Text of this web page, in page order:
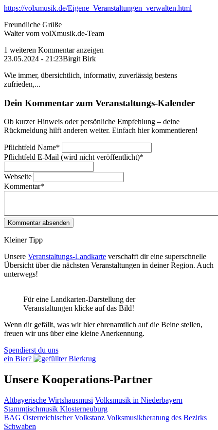
https://volxmusik.de/Eigene_Veranstaltungen_verwalten.html
Freundliche Grüße
Walter vom volXmusik.de-Team
1 weiteren Kommentar anzeigen
23.05.2024 - 21:23Birgit Birk
Wie immer, übersichtlich, informativ, zuverlässig bestens
zufrieden,...
Dein Kommentar zum Veranstaltungs-Kalender
Ob kurzer Hinweis oder persönliche Empfehlung – deine
Rückmeldung hilft anderen weiter. Einfach hier kommentieren!
Pflichtfeld Name*
Pflichtfeld E-Mail (wird nicht veröffentlicht)*
Webseite
Kommentar*
Kleiner Tipp
Unsere Veranstaltungs-Landkarte verschafft dir eine superschnelle
Übersicht über die nächsten Veranstaltungen in deiner Region. Auch
unterwegs!
Für eine Landkarten-Darstellung der
Veranstaltungen klicke auf das Bild!
Wenn dir gefällt, was wir hier ehrenamtlich auf die Beine stellen,
freuen wir uns über eine kleine Anerkennung.
Spendierst du uns
ein Bier?
Unsere Kooperations-Partner
Altbayerische Wirtshausmusi Volksmusik in Niederbayern
Stammtischmusik Klosterneuburg
BAG Österreichischer Volkstanz Volksmusikberatung des Bezirks
Schwaben